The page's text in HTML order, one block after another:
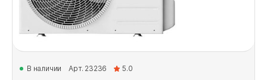
В наличии Арт. 23236 5.0